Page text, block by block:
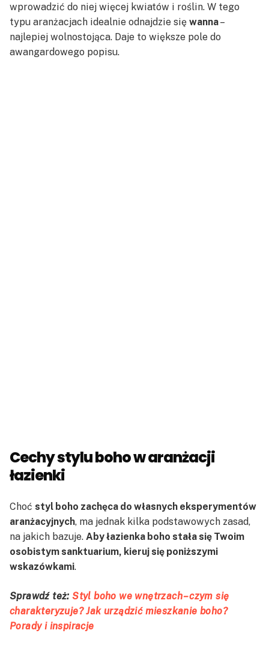
wprowadzić do niej więcej kwiatów i roślin. W tego
typu aranżacjach idealnie odnajdzie się wanna–
najlepiej wolnostojąca. Daje to większe pole do
awangardowego popisu.
Cechy stylu boho w aranżacji
łazienki
Choć styl boho zachęca do własnych eksperymentów
aranżacyjnych, ma jednak kilka podstawowych zasad,
na jakich bazuje. Aby łazienka boho stała się Twoim
osobistym sanktuarium, kieruj się poniższymi
wskazówkami.
Sprawdź też:Styl boho we wnętrzach – czym się
charakteryzuje? Jak urządzić mieszkanie boho?
Porady i inspiracje